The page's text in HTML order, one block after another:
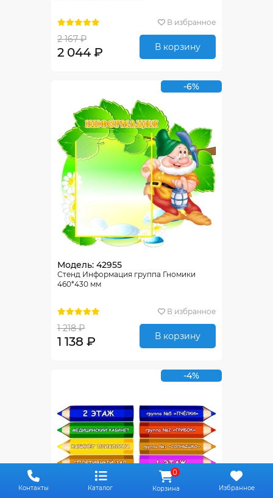
Контакты Каталог
0
Корзина Избранное
В избранное
2 167 ₽
2 044 ₽ В корзину
-6%
Модель: 42955
Стенд Информация группа Гномики
460*430 мм
В избранное
1 218 ₽
1 138 ₽ В корзину
-4%